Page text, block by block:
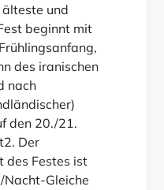
älteste und
beginnt mit
des iranischen
nach
den 20./21.
Der
des Festes ist
Gleiche